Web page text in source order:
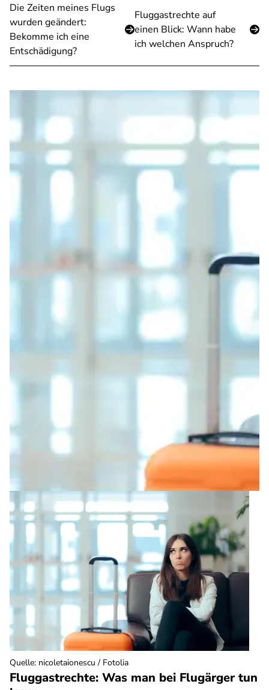
Die Zeiten meines Flugs
wurden geändert:
Bekomme ich eine
Entschädigung?
Fluggastrechte auf
einen Blick: Wann habe
ich welchen Anspruch?
Fluggastrechte: Was man bei Flugärger tun
Quelle: nicoletaionescu / Fotolia